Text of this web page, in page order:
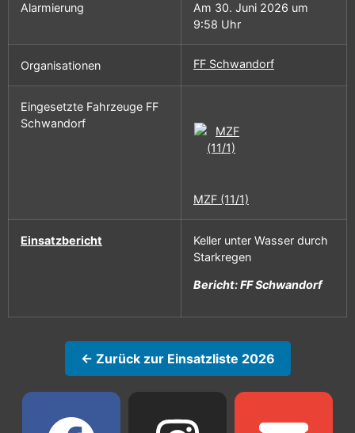
Alarmierung
Am 30. Juni 2026 um
9:58 Uhr
Organisationen FF Schwandorf
Eingesetzte Fahrzeuge FF
Schwandorf
MZF (11/1)
Einsatzbericht
Keller unter Wasser durch
Starkregen
Bericht: FF Schwandorf
← Zurück zur Einsatzliste 2026